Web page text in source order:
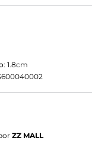
: 1.8cm
tem salto mínimo
ZZ MALL